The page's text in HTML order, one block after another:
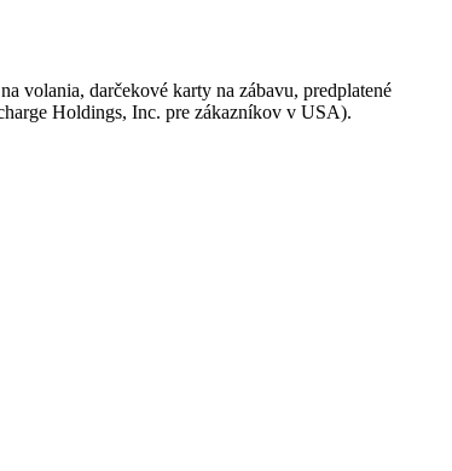
volania, darčekové karty na zábavu, predplatené
Holdings, Inc. pre zákazníkov v USA).